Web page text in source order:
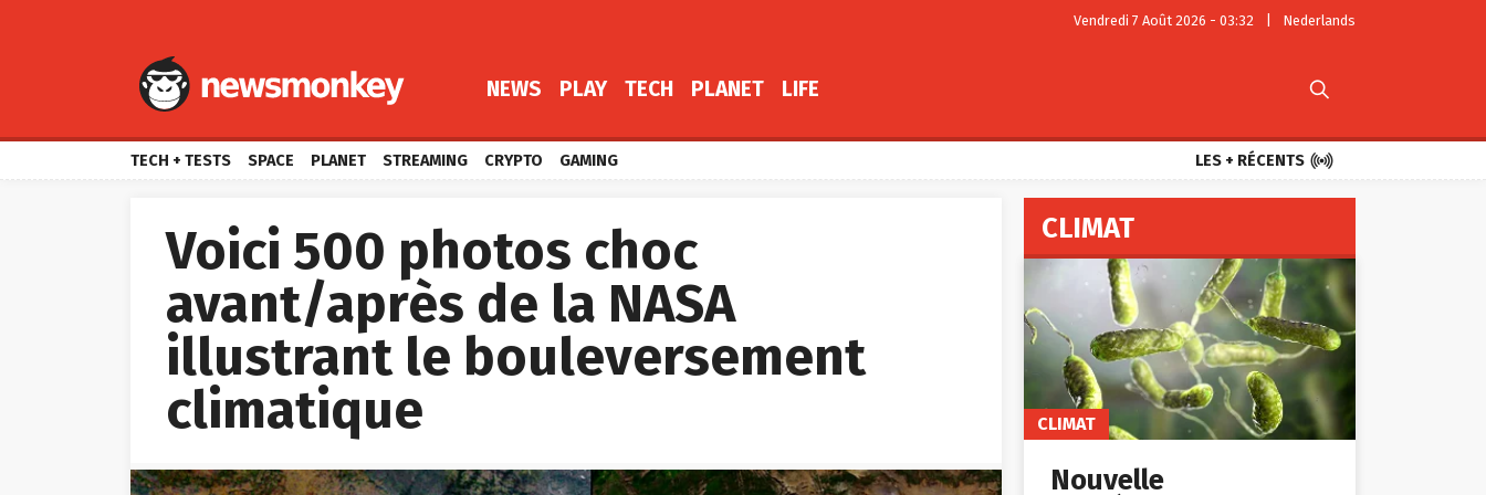
Vendredi 7 Août 2026 - 03:32 Nederlands
NEWS PLAY TECH PLANET LIFE 
TECH + TESTS SPACE PLANET STREAMING CRYPTO GAMING LES + RÉCENTS 
Voici 500 photos choc
avant/après de la NASA
illustrant le bouleversement
climatique
CLIMAT
CLIMAT
Nouvelle